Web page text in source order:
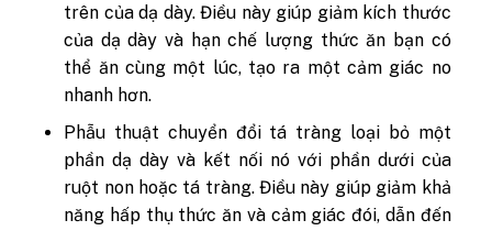
trên của dạ dày. Điều này giúp giảm kích thước
của dạ dày và hạn chế lượng thức ăn bạn có
thể ăn cùng một lúc, tạo ra một cảm giác no
nhanh hơn.
Phẫu thuật chuyển đổi tá tràng loại bỏ một
phần dạ dày và kết nối nó với phần dưới của
ruột non hoặc tá tràng. Điều này giúp giảm khả
năng hấp thụ thức ăn và cảm giác đói, dẫn đến